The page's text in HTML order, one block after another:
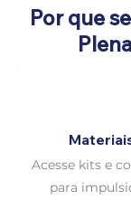
Por que
Acesse kits e
para